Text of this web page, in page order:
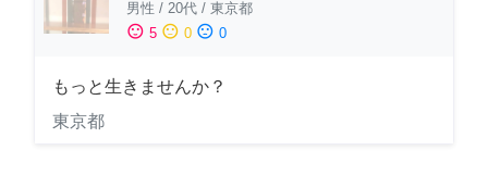
男性 / 20代 / 東京都
sentiment_satisfied 5 sentiment_neutral 0 sentiment_dissatisfied 0
もっと生きませんか？
東京都